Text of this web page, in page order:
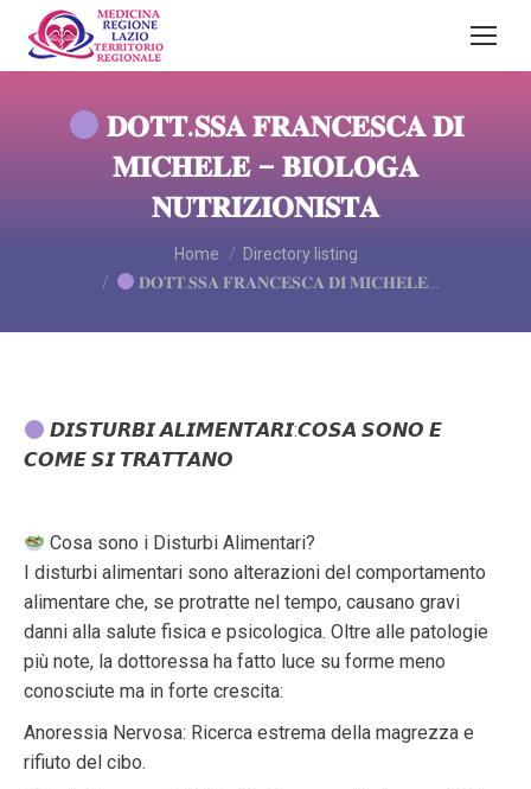
𝐃𝐎𝐓𝐓.𝐒𝐒𝐀 𝐅𝐑𝐀𝐍𝐂𝐄𝐒𝐂𝐀 𝐃𝐈
𝐌𝐈𝐂𝐇𝐄𝐋𝐄 – 𝐁𝐈𝐎𝐋𝐎𝐆𝐀
𝐍𝐔𝐓𝐑𝐈𝐙𝐈𝐎𝐍𝐈𝐒𝐓𝐀
Home
Directory listing
𝐃𝐎𝐓𝐓.𝐒𝐒𝐀 𝐅𝐑𝐀𝐍𝐂𝐄𝐒𝐂𝐀 𝐃𝐈 𝐌𝐈𝐂𝐇𝐄𝐋𝐄…
𝘿𝙄𝙎𝙏𝙐𝙍𝘽𝙄 𝘼𝙇𝙄𝙈𝙀𝙉𝙏𝘼𝙍𝙄:𝘾𝙊𝙎𝘼 𝙎𝙊𝙉𝙊 𝙀
𝘾𝙊𝙈𝙀 𝙎𝙄 𝙏𝙍𝘼𝙏𝙏𝘼𝙉𝙊
Cosa sono i Disturbi Alimentari?
I disturbi alimentari sono alterazioni del comportamento
alimentare che, se protratte nel tempo, causano gravi
danni alla salute fisica e psicologica. Oltre alle patologie
più note, la dottoressa ha fatto luce su forme meno
conosciute ma in forte crescita:
Anoressia Nervosa: Ricerca estrema della magrezza e
rifiuto del cibo.